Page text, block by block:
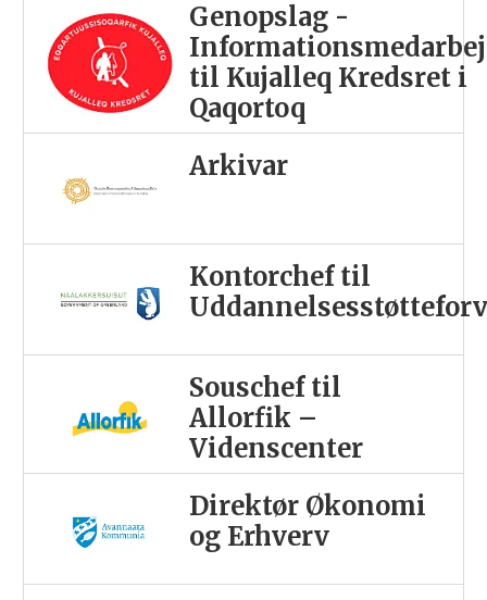
Genopslag -
til Kujalleq Kredsret i
Qaqortoq
Arkivar
Kontorchef til
Souschef til
Allorfik –
Videnscenter
Direktør Økonomi
og Erhverv